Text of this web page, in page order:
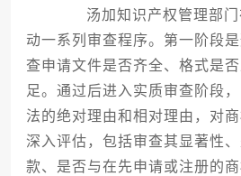
汤加知识产权管理部门
动一系列审查程序。第一阶段
查申请文件是否齐全、格式是
足。通过后进入实质审查阶段
法的绝对理由和相对理由，对
深入评估，包括审查其显著性
款、是否与在先申请或注册的